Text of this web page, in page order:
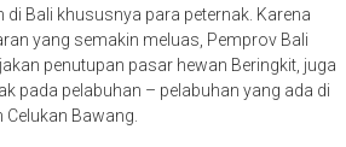
Bali khususnya para peternak. Karena
yang semakin meluas, Pemprov Bali
penutupan pasar hewan Beringkit, juga
pada pelabuhan – pelabuhan yang ada di
Bawang.